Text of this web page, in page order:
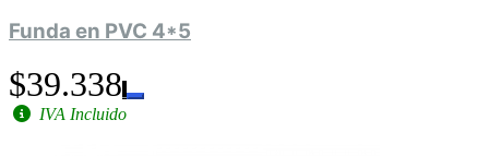
Funda en PVC 4*5
$39.338
IVA Incluido